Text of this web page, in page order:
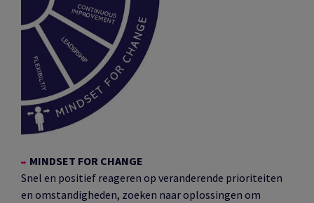
MINDSET FOR CHANGE
Snel en positief reageren op veranderende prioriteiten
en omstandigheden, zoeken naar oplossingen om